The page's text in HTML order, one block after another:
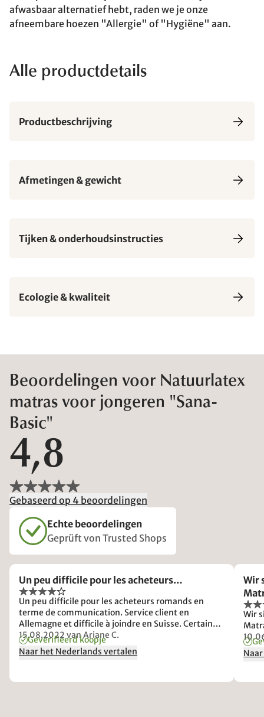
afwasbaar alternatief hebt, raden we je onze
afneembare hoezen "Allergie" of "Hygiëne" aan.
Alle productdetails
Productbeschrijving
Afmetingen & gewicht
Tijken & onderhoudsinstructies
Ecologie & kwaliteit
Beoordelingen voor Natuurlatex
matras voor jongeren "Sana-
Basic"
4,8
Gebaseerd op 4 beoordelingen
Echte beoordelingen
Geprüft von Trusted Shops
Un peu difficile pour les acheteurs…
Un peu difficile pour les acheteurs romands en
terme de communication. Service client en
Allemagne et difficile à joindre en Suisse. Certaines
informations ne sont pas cohérentes sur la livraison
entre les deux pays.
15.08.2022 van Ariane C.
Geverifieerd koopje
Naar het Nederlands vertalen
Wir
Wir